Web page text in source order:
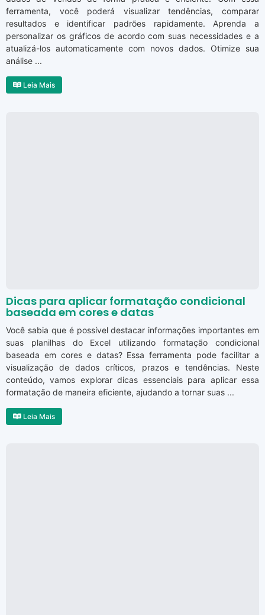
ferramenta, você poderá visualizar tendências, comparar
resultados e identificar padrões rapidamente. Aprenda a
personalizar os gráficos de acordo com suas necessidades e a
atualizá-los automaticamente com novos dados. Otimize sua
análise ...
Leia Mais
Dicas para aplicar formatação condicional
baseada em cores e datas
Você sabia que é possível destacar informações importantes em
suas planilhas do Excel utilizando formatação condicional
baseada em cores e datas? Essa ferramenta pode facilitar a
visualização de dados críticos, prazos e tendências. Neste
conteúdo, vamos explorar dicas essenciais para aplicar essa
formatação de maneira eficiente, ajudando a tornar suas ...
Leia Mais